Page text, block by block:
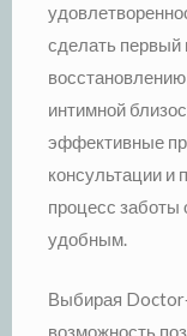
сделать первый
интимной
эффективные
консультации и
процесс заботы
удобным.
Выбирая
возможность